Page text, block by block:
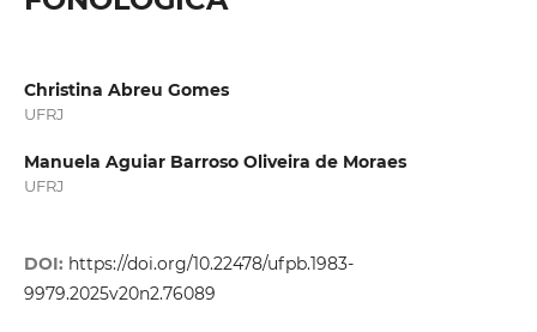
Christina Abreu Gomes
UFRJ
Manuela Aguiar Barroso Oliveira de Moraes
UFRJ
DOI: https://doi.org/10.22478/ufpb.1983-
9979.2025v20n2.76089